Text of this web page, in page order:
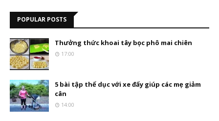
POPULAR POSTS
Thưởng thức khoai tây bọc phô mai chiên
17:00
5 bài tập thể dục với xe đẩy giúp các mẹ giảm
cân
14:00